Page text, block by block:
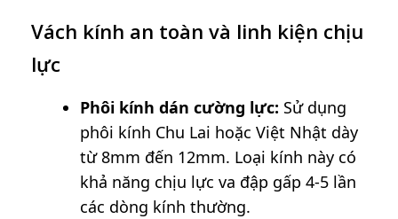
Vách kính an toàn và linh kiện chịu
lực
Phôi kính dán cường lực: Sử dụng
phôi kính Chu Lai hoặc Việt Nhật dày
từ 8mm đến 12mm. Loại kính này có
khả năng chịu lực va đập gấp 4-5 lần
các dòng kính thường.